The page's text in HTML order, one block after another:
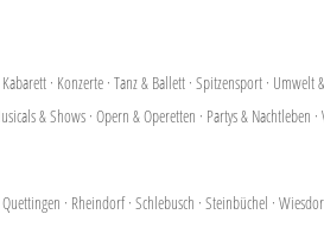
· Konzerte · Tanz & Ballett · Spitzensport · Umwelt
& Shows · Opern & Operetten · Partys & Nachtleben ·
Quettingen · Rheindorf· Schlebusch · Steinbüchel ·